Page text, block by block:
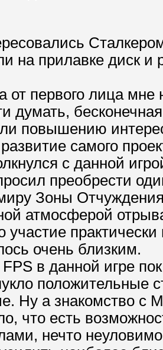
на прилавке диск и
первого лица мне
думать,
повышению
самого
с данной
преобрести
Зоны
атмосферой
участие
очень близким.
в данной игре
положительные
Ну а знакомство с
что есть
нечто